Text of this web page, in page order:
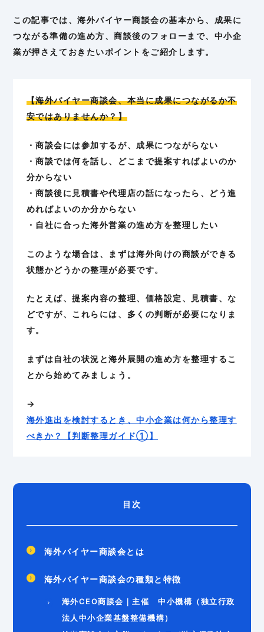
この記事では、海外バイヤー商談会の基本から、成果に
つながる準備の進め方、商談後のフォローまで、中小企
業が押さえておきたいポイントをご紹介します。
【海外バイヤー商談会、本当に成果につながるか不
安ではありませんか？】
・商談会には参加するが、成果につながらない
・商談では何を話し、どこまで提案すればよいのか
分からない
・商談後に見積書や代理店の話になったら、どう進
めればよいのか分からない
・自社に合った海外営業の進め方を整理したい
このような場合は、まずは海外向けの商談ができる
状態かどうかの整理が必要です。
たとえば、提案内容の整理、価格設定、見積書、な
どですが、これらには、多くの判断が必要になりま
す。
まずは自社の状況と海外展開の進め方を整理するこ
とから始めてみましょう。
→
海外進出を検討するとき、中小企業は何から整理す
べきか？【判断整理ガイド①】
目次
海外バイヤー商談会とは
海外バイヤー商談会の種類と特徴
海外CEO商談会｜主催 中小機構（独立行政
法人中小企業基盤整備機構）